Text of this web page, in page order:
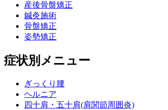
産後骨盤矯正
鍼灸施術
骨盤矯正
姿勢矯正
症状別メニュー
ぎっくり腰
ヘルニア
四十肩・五十肩(肩関節周囲炎)